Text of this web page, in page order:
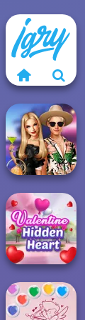
BFFs' Birthday
Bash For Babs
Valentine Hidden